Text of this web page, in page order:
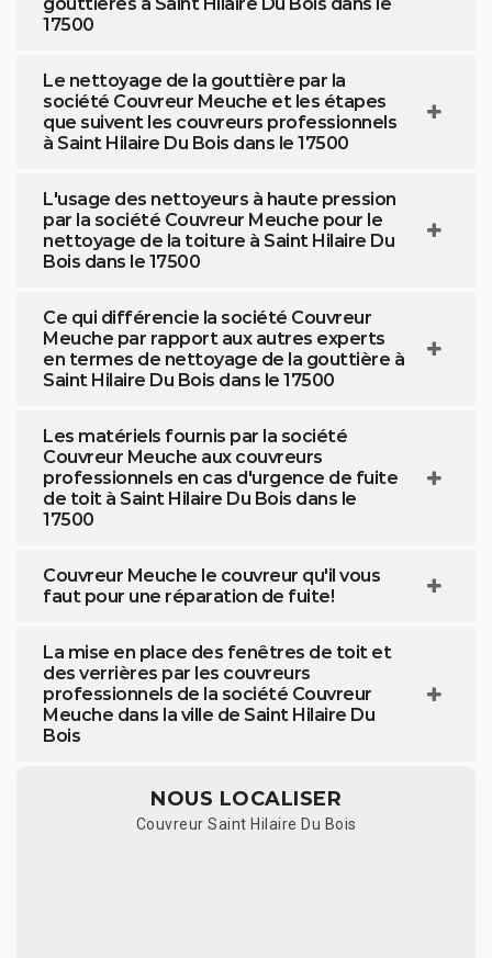
17500
Le nettoyage de la gouttière par la
société Couvreur Meuche et les étapes
que suivent les couvreurs professionnels
à Saint Hilaire Du Bois dans le 17500
L'usage des nettoyeurs à haute pression
par la société Couvreur Meuche pour le
nettoyage de la toiture à Saint Hilaire Du
Bois dans le 17500
Ce qui différencie la société Couvreur
Meuche par rapport aux autres experts
en termes de nettoyage de la gouttière à
Saint Hilaire Du Bois dans le 17500
Les matériels fournis par la société
Couvreur Meuche aux couvreurs
professionnels en cas d'urgence de fuite
de toit à Saint Hilaire Du Bois dans le
17500
Couvreur Meuche le couvreur qu'il vous
faut pour une réparation de fuite!
La mise en place des fenêtres de toit et
des verrières par les couvreurs
professionnels de la société Couvreur
Meuche dans la ville de Saint Hilaire Du
Bois
NOUS LOCALISER
Couvreur Saint Hilaire Du Bois